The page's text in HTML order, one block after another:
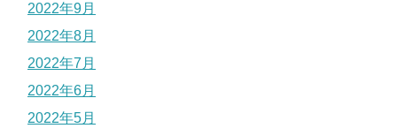
2022年9月
2022年8月
2022年7月
2022年6月
2022年5月